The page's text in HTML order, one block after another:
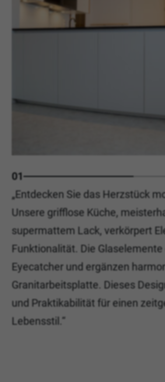
01
„Entdecken Sie das Herzstück
Unsere grifflose Küche,
supermattem Lack, verkörpert
Funktionalität. Die
Eyecatcher und ergänzen
Granitarbeitsplatte. Dieses
und Praktikabilität für einen
Lebensstil.“